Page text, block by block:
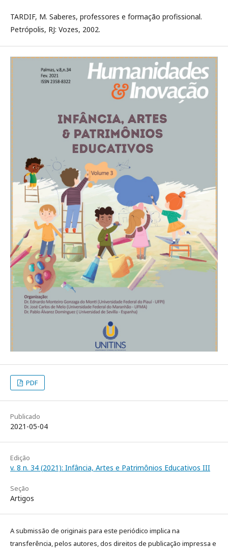
TARDIF, M. Saberes, professores e formação profissional.
Petrópolis, RJ: Vozes, 2002.
PDF
Publicado
2021-05-04
Edição
v. 8 n. 34 (2021): Infância, Artes e Patrimônios Educativos III
Seção
Artigos
A submissão de originais para este periódico implica na
transferência, pelos autores, dos direitos de publicação impressa e